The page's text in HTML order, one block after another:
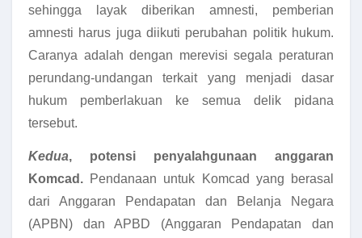
sehingga layak diberikan amnesti, pemberian
amnesti harus juga diikuti perubahan politik hukum.
Caranya adalah dengan merevisi segala peraturan
perundang-undangan terkait yang menjadi dasar
hukum pemberlakuan ke semua delik pidana
tersebut.
Kedua, potensi penyalahgunaan anggaran
Komcad. Pendanaan untuk Komcad yang berasal
dari Anggaran Pendapatan dan Belanja Negara
(APBN) dan APBD (Anggaran Pendapatan dan